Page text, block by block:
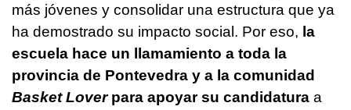
más jóvenes y consolidar una estructura que ya
ha demostrado su impacto social. Por eso, la
escuela hace un llamamiento a toda la
provincia de Pontevedra y a la comunidad
Basket Loverpara apoyar su candidatura a